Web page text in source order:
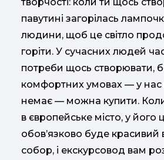
павутині загорілась
людини, щоб це світло
горіти. У сучасних людей
потреби щось створювати,
комфортних умовах — у нас
немає — можна купити.
в європейське місто, у його
обов’язково буде красивий
собор, і екскурсовод вам